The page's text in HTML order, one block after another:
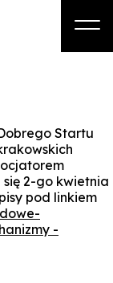
i kursy
Kandydat
Startu
2-go kwietnia
pod linkiem
-